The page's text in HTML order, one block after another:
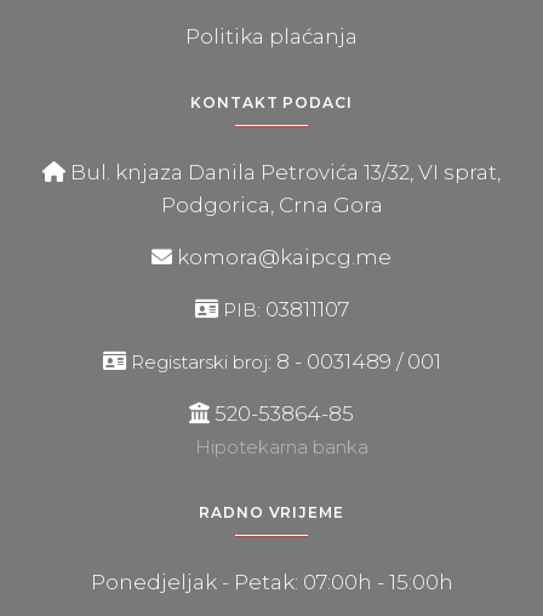
Politika plaćanja
KONTAKT PODACI
Bul. knjaza Danila Petrovića 13/32, VI sprat,
Podgorica, Crna Gora
komora@kaipcg.me
PIB: 03811107
Registarski broj: 8 - 0031489 / 001
520-53864-85
Hipotekarna banka
RADNO VRIJEME
Ponedjeljak - Petak: 07:00h - 15:00h